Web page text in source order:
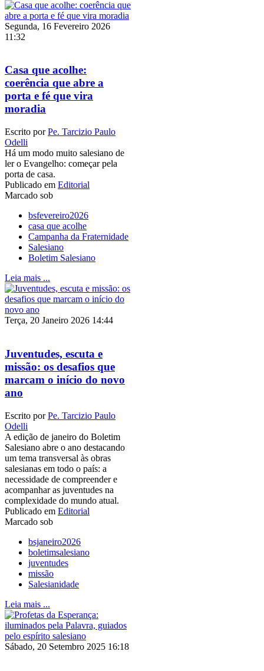
Segunda, 16 Fevereiro 2026
11:32
Casa que acolhe:
coerência que abre a
porta e fé que vira
moradia
Escrito porPe. Tarcizio Paulo
Odelli
Há um modo muito salesiano de
ler o Evangelho: começar pela
porta de casa.
Publicado em Editorial
Marcado sob
bsfevereiro2026
casa que acolhe
Campanha da Fraternidade
Salesiano
Boletim Salesiano
Leia mais ...
Terça, 20 Janeiro 2026 14:44
Juventudes, escuta e
missão: os desafios que
marcam o início do novo
ano
Escrito porPe. Tarcizio Paulo
Odelli
A edição de janeiro do Boletim
Salesiano abre o ano destacando
um tema transversal às obras
salesianas em todo o país: a
necessidade de compreender e
acompanhar as juventudes na
complexidade do mundo atual.
Publicado em Editorial
Marcado sob
bsjaneiro2026
boletimsalesiano
juventudes
missão
Salesianidade
Leia mais ...
Sábado, 20 Setembro 2025 16:18